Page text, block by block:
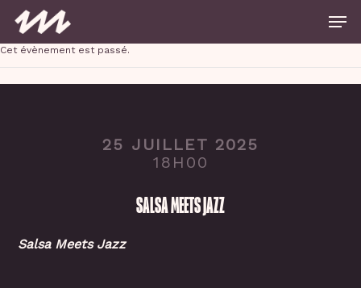
main
content
Cet évènement est passé.
25 JUILLET 2025
18H00
SALSA MEETS JAZZ
Salsa Meets Jazz
Close